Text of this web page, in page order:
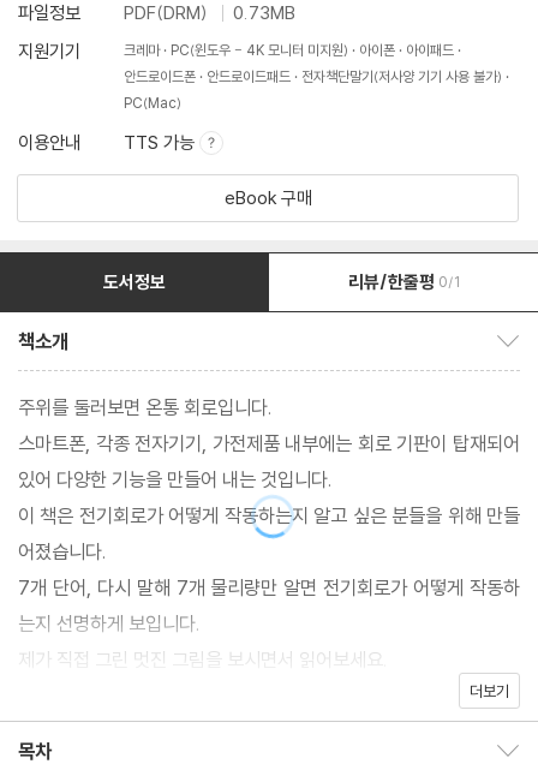
파일정보
PDF(DRM)
0.73MB
지원기기
크레마 PC(윈도우 - 4K 모니터 미지원) 아이폰
아이패드
안드로이드폰
안드로이드패드
전자책단말기(저사양 기기 사용 불가)
PC(Mac)
이용안내 TTS 가능
eBook 구매
도서정보 리뷰/한줄평 0/1
책소개
주위를 둘러보면 온통 회로입니다.
스마트폰, 각종 전자기기, 가전제품 내부에는 회로 기판이 탑재되어
있어 다양한 기능을 만들어 내는 것입니다.
이 책은 전기회로가 어떻게 작동하는지 알고 싶은 분들을 위해 만들
어졌습니다.
7개 단어, 다시 말해 7개 물리량만 알면 전기회로가 어떻게 작동하
는지 선명하게 보입니다.
제가 직접 그린 멋진 그림을 보시면서 읽어보세요.
더보기
목차